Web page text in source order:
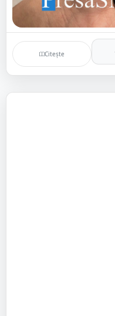
Citește